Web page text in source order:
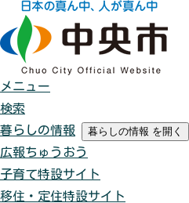
メニュー
検索
暮らしの情報
暮らしの情報 を開く
広報ちゅうおう
子育て特設サイト
移住・定住特設サイト